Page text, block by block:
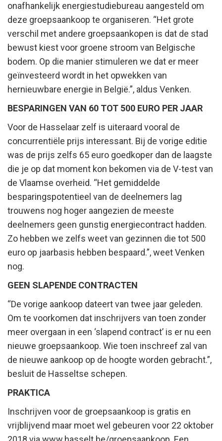
onafhankelijk energiestudiebureau aangesteld om
deze groepsaankoop te organiseren. “Het grote
verschil met andere groepsaankopen is dat de stad
bewust kiest voor groene stroom van Belgische
bodem. Op die manier stimuleren we dat er meer
geïnvesteerd wordt in het opwekken van
hernieuwbare energie in België.”, aldus Venken.
BESPARINGEN VAN 60 TOT 500 EURO PER JAAR
Voor de Hasselaar zelf is uiteraard vooral de
concurrentiële prijs interessant. Bij de vorige editie
was de prijs zelfs 65 euro goedkoper dan de laagste
die je op dat moment kon bekomen via de V-test van
de Vlaamse overheid. “Het gemiddelde
besparingspotentieel van de deelnemers lag
trouwens nog hoger aangezien de meeste
deelnemers geen gunstig energiecontract hadden.
Zo hebben we zelfs weet van gezinnen die tot 500
euro op jaarbasis hebben bespaard.”, weet Venken
nog.
GEEN SLAPENDE CONTRACTEN
“De vorige aankoop dateert van twee jaar geleden.
Om te voorkomen dat inschrijvers van toen zonder
meer overgaan in een ‘slapend contract’ is er nu een
nieuwe groepsaankoop. Wie toen inschreef zal van
de nieuwe aankoop op de hoogte worden gebracht.”,
besluit de Hasseltse schepen.
PRAKTICA
Inschrijven voor de groepsaankoop is gratis en
vrijblijvend maar moet wel gebeuren voor 22 oktober